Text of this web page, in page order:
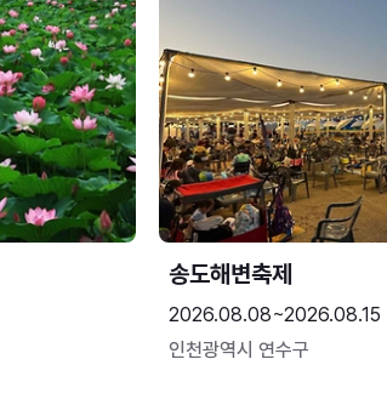
송도해변축제
2026.08.08~2026.08.15
인천광역시 연수구